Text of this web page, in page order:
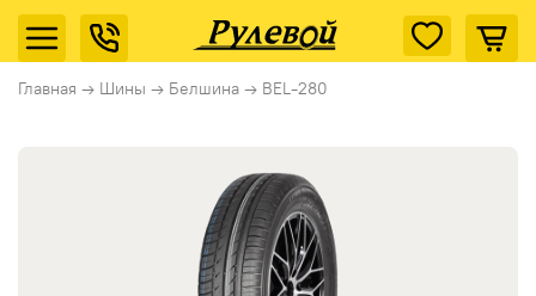
Главная → Шины → Белшина → BEL-280